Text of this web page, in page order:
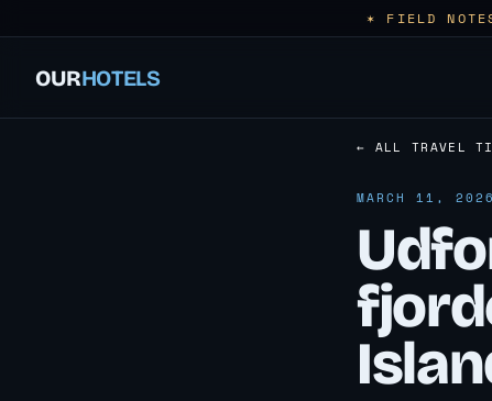
✶ FIELD
OURHOTELS
← ALL TRAVEL
MARCH 11,